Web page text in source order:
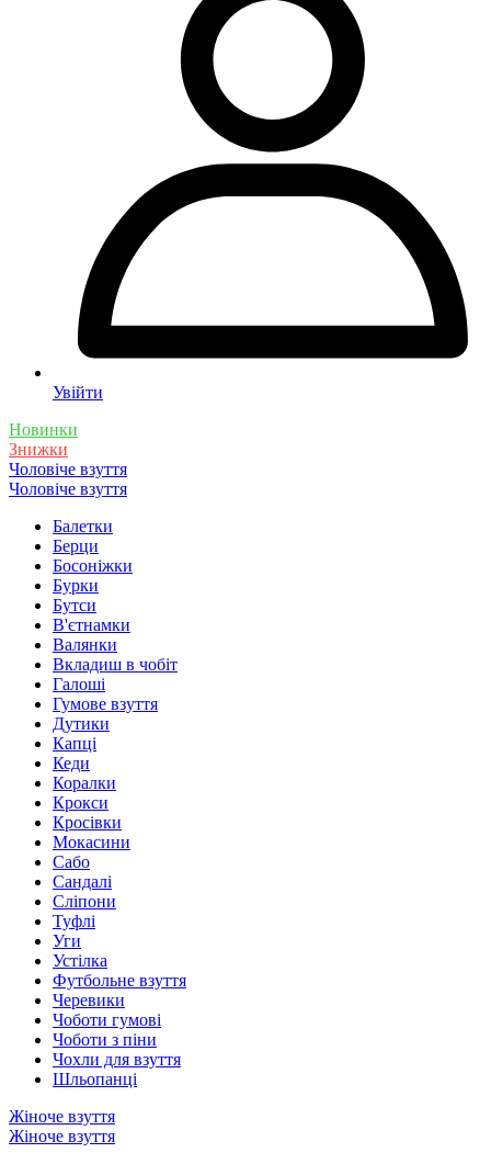
Увійти
Новинки
Знижки
Чоловіче взуття
Чоловіче взуття
Балетки
Берци
Босоніжки
Бурки
Бутси
В'єтнамки
Валянки
Вкладиш в чобіт
Галоші
Гумове взуття
Дутики
Капці
Кеди
Коралки
Крокси
Кросівки
Мокасини
Сабо
Сандалі
Сліпони
Туфлі
Уги
Устілка
Футбольне взуття
Черевики
Чоботи гумові
Чоботи з піни
Чохли для взуття
Шльопанці
Жіноче взуття
Жіноче взуття